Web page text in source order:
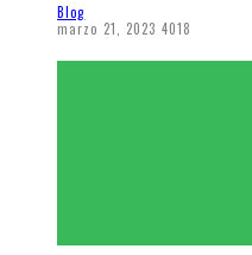
Blog
marzo 21, 2023 4018